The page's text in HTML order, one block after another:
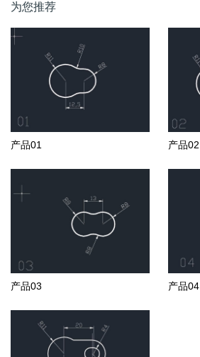
为您推荐
产品01 产品02
产品03 产品04